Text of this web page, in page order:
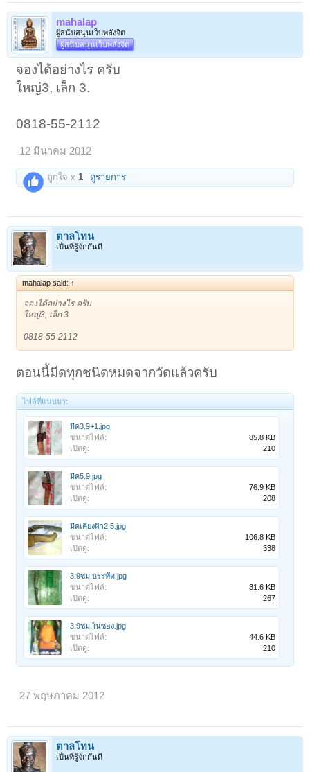
mahalap
ผู้สนับสนุนเว็บพลังจิต
ผู้สนับสนุนเว็บพลังจิต
จองได้อย่างไร ครับ
ใหญ่3, เล็ก 3.
0818-55-2112
12 มีนาคม 2012
ถูกใจ x 1 ดูรายการ
ตาลโทน
เป็นที่รู้จักกันดี
mahalap said: ↑
จองได้อย่างไร ครับ
ใหญ่3, เล็ก 3.
0818-55-2112
ตอนนี้มีดทุกชนิดหมดจากวัดแล้วครับ
ไฟล์ที่แนบมา:
มีด3.9+1.jpg
ขนาดไฟล์:
85.8 KB
เปิดดู:
210
มีด5.9.jpg
ขนาดไฟล์:
76.9 KB
เปิดดู:
208
มีดเคียงฝัก2.5.jpg
ขนาดไฟล์:
106.8 KB
เปิดดู:
338
3.9ซม.บรรทัด.jpg
ขนาดไฟล์:
31.6 KB
เปิดดู:
267
3.9ซม.ในซอง.jpg
ขนาดไฟล์:
44.6 KB
เปิดดู:
210
27 พฤษภาคม 2012
ตาลโทน
เป็นที่รู้จักกันดี